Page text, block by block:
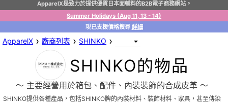
ApparelX是致力於提供優質日本面輔料的B2B電子商務網站。
Summer Holidays (Aug 11, 13 - 14)
現已支援價格搜尋 詳細
ApparelX › 廠商列表 › SHINKO ›
SHINKO的物品
〜 主要經營用於箱包、配件、內裝裝飾的合成皮革 〜
SHINKO提供各種產品，包括SHINKO牌的內裝材料、裝飾材料、家具，甚至傳染